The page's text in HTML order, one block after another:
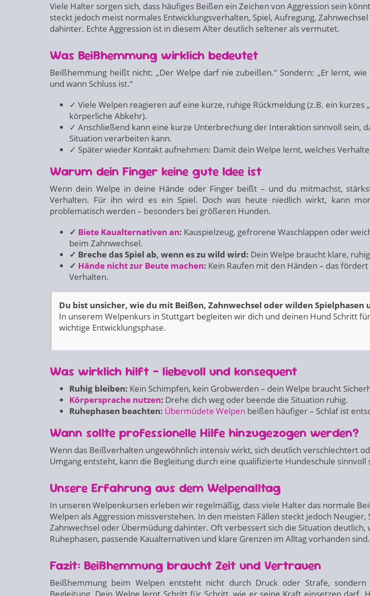
Viele Halter sorgen sich, dass häufiges Beißen ein Zeichen von Aggression sein
steckt jedoch meist normales Entwicklungsverhalten, Spiel, Aufregung,
dahinter. Echte Aggression ist in diesem Alter deutlich seltener als vermutet.
Was Beißhemmung wirklich bedeutet
Beißhemmung heißt nicht: „Der Welpe darf nie zubeißen.“ Sondern: „Er lernt,
und wann Schluss ist.“
✓ Viele Welpen reagieren auf eine kurze, ruhige Rückmeldung (z.B. ein kurzes
körperliche Abkehr).
✓ Anschließend kann eine kurze Unterbrechung der Interaktion sinnvoll sein,
Situation verarbeiten kann.
✓ Später wieder Kontakt aufnehmen: Damit dein Welpe lernt, welches
Warum dein Finger keine gute Idee ist
Wenn dein Welpe in deine Hände oder Finger beißt – und du mitmachst,
Verhalten. Für ihn wird es ein Spiel. Doch was heute niedlich wirkt, kann
problematisch werden – besonders bei größeren Hunden.
✓ Biete Kaualternativen an: Kauspielzeug, gefrorene Waschlappen oder
beim Zahnwechsel.
✓ Breche das Spiel ab, wenn es zu wild wird: Dein Welpe braucht klare,
✓ Hände nicht zur Beute machen: Kein Raufen mit den Händen – das
Verhalten.
Du bist unsicher, wie du mit Beißen, Zahnwechsel oder wilden Spielphasen
In unserem Welpenkurs in Stuttgart begleiten wir dich und deinen Hund Schritt
wichtige Entwicklungsphase.
Was wirklich hilft – liebevoll und konsequent
Ruhig bleiben: Kein Schimpfen, kein Grobwerden – dein Welpe braucht
Körpersprache nutzen: Drehe dich weg oder beende die Situation ruhig.
Ruhephasen beachten: Übermüdete Welpen beißen häufiger – Schlaf ist
Wann sollte professionelle Hilfe hinzugezogen werden?
Wenn das Beißverhalten ungewöhnlich intensiv wirkt, sich deutlich verschlechtert
Umgang entsteht, kann die Begleitung durch eine qualifizierte Hundeschule sinnvoll
Unsere Erfahrung aus dem Welpenalltag
In unseren Welpenkursen erleben wir regelmäßig, dass viele Halter das normale
Welpen als Aggression missverstehen. In den meisten Fällen steckt jedoch Neugier,
Zahnwechsel oder Übermüdung dahinter. Oft verbessert sich die Situation deutlich,
Ruhephasen, passende Kaualternativen und klare Grenzen im Alltag vorhanden sind.
Fazit: Beißhemmung braucht Zeit und Vertrauen
Beißhemmung beim Welpen entsteht nicht durch Druck oder Strafe,